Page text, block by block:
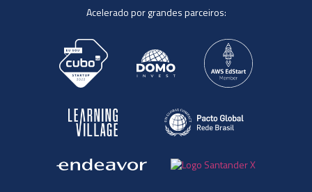
Acelerado por grandes parceiros: